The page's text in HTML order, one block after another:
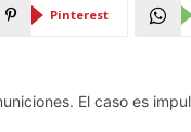
Pinterest
El caso es